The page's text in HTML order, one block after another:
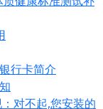
行卡简介
对不起,您安装的